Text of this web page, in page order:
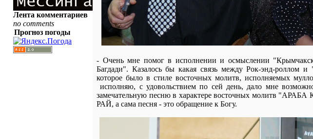
Лента комментариев
no comments
Прогноз погоды
- Очень мне помог в исполнении и осмыслении
Багдади". Казалось бы какая связь между Рок-энд-
которое было в стиле восточных молитв, исполняемых
исполняю, с удовольствием по сей день, дало мне
замечательную песню в характере восточных молитв
РАЙ, а сама песня - это обращение к Богу.